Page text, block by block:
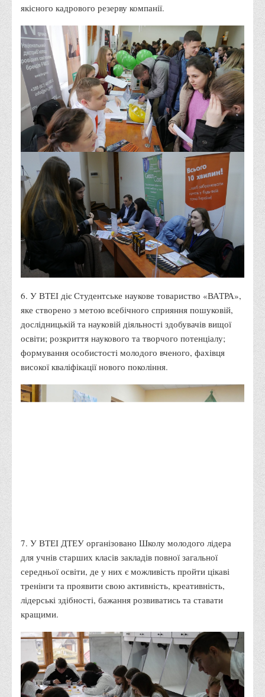
Перелік платних освітніх та інших послуг
Путівник першокурсника
Етичний кодекс здобувача вищої освіти
IP дайджест для студентів: про захист прав інтелектуальної
власності
Система управління навчанням
Розклади, графіки
Розклад дзвінків
Розклад занять і сесій
Графіки освітнього процесу
Реєстр вибіркових дисциплін
Бази практик
Студентське наукове товариство «ВАТРА»
ТОП-20 кращих студентів
ТОП-20 кращих студентів 2025
ТОП-20 кращих студентів 2023
ТОП-20 кращих студентів 2022
ТОП-20 кращих студентів 2021
ТОП-20 кращих студентів 2020
ТОП-20 кращих студентів 2019
ТОП-20 кращих студентів 2018
Обсяги державного замовлення
Розклади проведення вступних випробувань та співбесід
Розмір плати за надання освітніх послуг на 2026-2027 н.р.
Приймальна комісія
Положення про приймальну комісію
Положення про апеляційну комісію
Рішення приймальної комісії
Порядок прийому
Правила прийому на навчання
якісного кадрового резерву компанії.
6. У ВТЕІ діє Студентське наукове товариство «ВАТРА»,
яке створено з метою всебічного сприяння пошуковій,
дослідницькій та науковій діяльності здобувачів вищої
освіти; розкриття наукового та творчого потенціалу;
формування особистості молодого вченого, фахівця
високої кваліфікації нового покоління.
7. У ВТЕІ ДТЕУ організовано Школу молодого лідера
для учнів старших класів закладів повної загальної
середньої освіти, де у них є можливість пройти цікаві
тренінги та проявити свою активність, креативність,
лідерські здібності, бажання розвиватись та ставати
кращими.